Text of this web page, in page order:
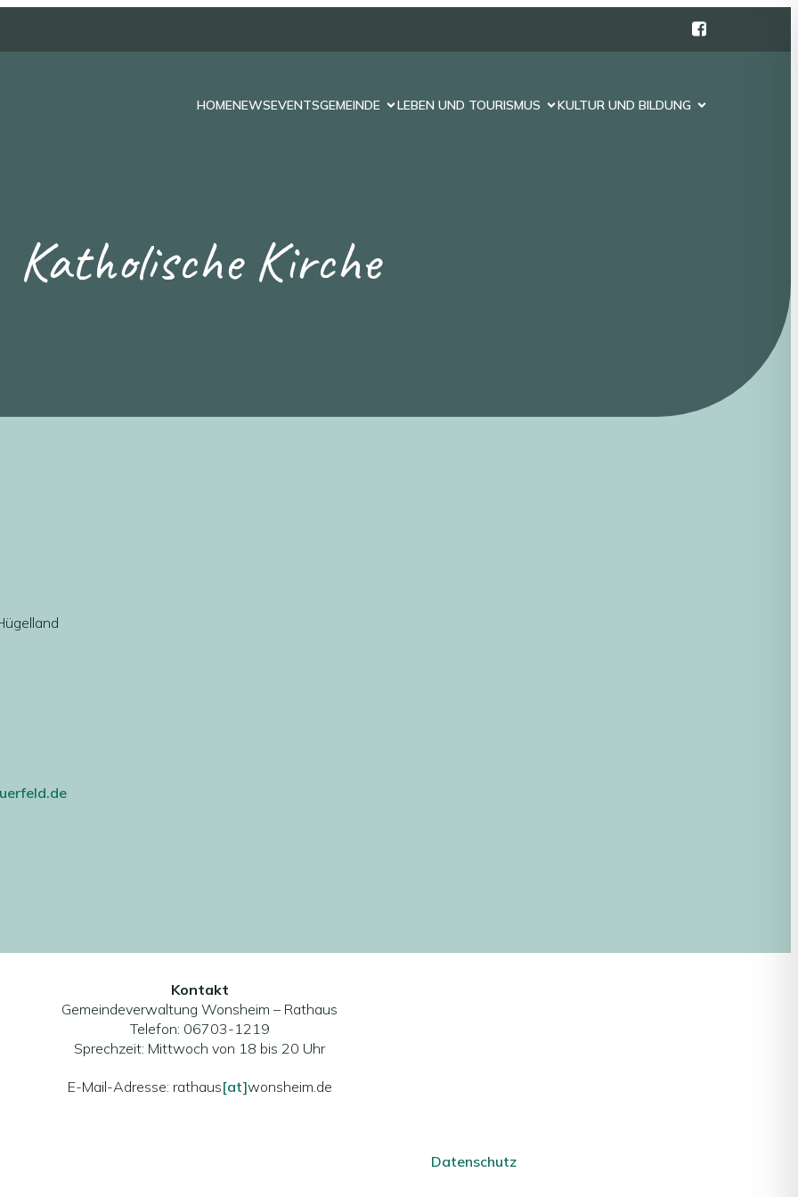
HOMENEWSEVENTSGEMEINDE LEBEN UND TOURISMUS KULTUR UND BILDUNG
Katholische Kirche
Kontakt
Gemeindeverwaltung Wonsheim – Rathaus
Telefon: 06703-1219
Sprechzeit: Mittwoch von 18 bis 20 Uhr
E-Mail-Adresse: rathaus[at]wonsheim.de
Datenschutz